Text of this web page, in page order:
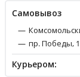
Cамовывоз
пр. Победы,
Курьером: